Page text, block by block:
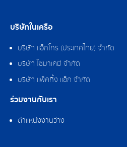
บริษัทในเครือ
บริษัท แอ็กโกร (ประเทศไทย) จำกัด
บริษัท ไซมาเคมี จำกัด
บริษัท แพ็คกิ้ง แอ็ก จำกัด
ร่วมงานกับเรา
ตำแหน่งงานว่าง